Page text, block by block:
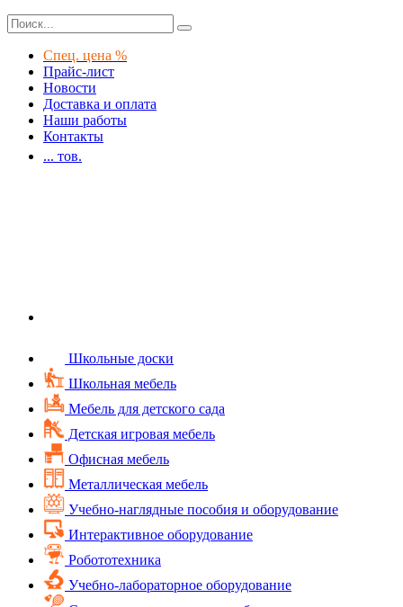
Спец. цена %
Прайс-лист
Новости
Доставка и оплата
Наши работы
Контакты
... тов.
Школьные доски
Школьная мебель
Мебель для детского сада
Детская игровая мебель
Офисная мебель
Металлическая мебель
Учебно-наглядные пособия и оборудование
Интерактивное оборудование
Робототехника
Учебно-лабораторное оборудование